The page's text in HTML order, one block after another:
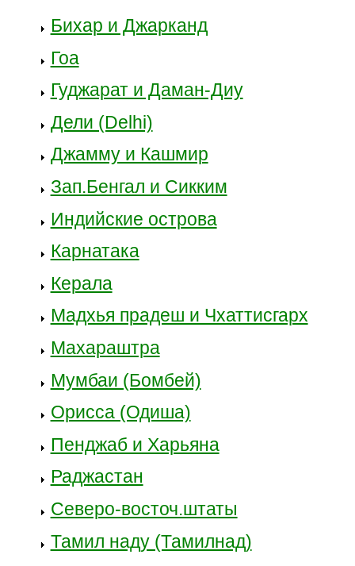
Бихар и Джарканд
Гоа
Гуджарат и Даман-Диу
Дели (Delhi)
Джамму и Кашмир
Зап.Бенгал и Сикким
Индийские острова
Карнатака
Керала
Мадхья прадеш и Чхаттисгарх
Махараштра
Мумбаи (Бомбей)
Орисса (Одиша)
Пенджаб и Харьяна
Раджастан
Северо-восточ.штаты
Тамил наду (Тамилнад)